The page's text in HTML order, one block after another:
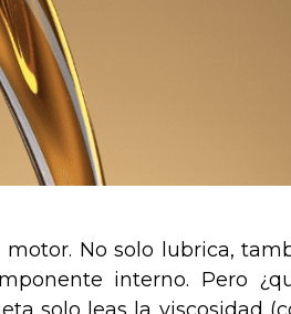
No solo lubrica,
interno. Pero